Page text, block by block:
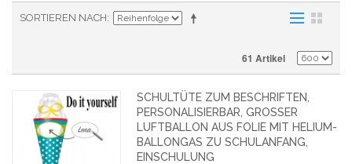
SORTIEREN NACH
61 Artikel
SCHULTÜTE ZUM BESCHRIFTEN,
PERSONALISIERBAR, GROSSER L
UFTBALLON AUS FOLIE MIT HELIUM-B
ALLONGAS ZU SCHULANFANG, E
INSCHULUNG